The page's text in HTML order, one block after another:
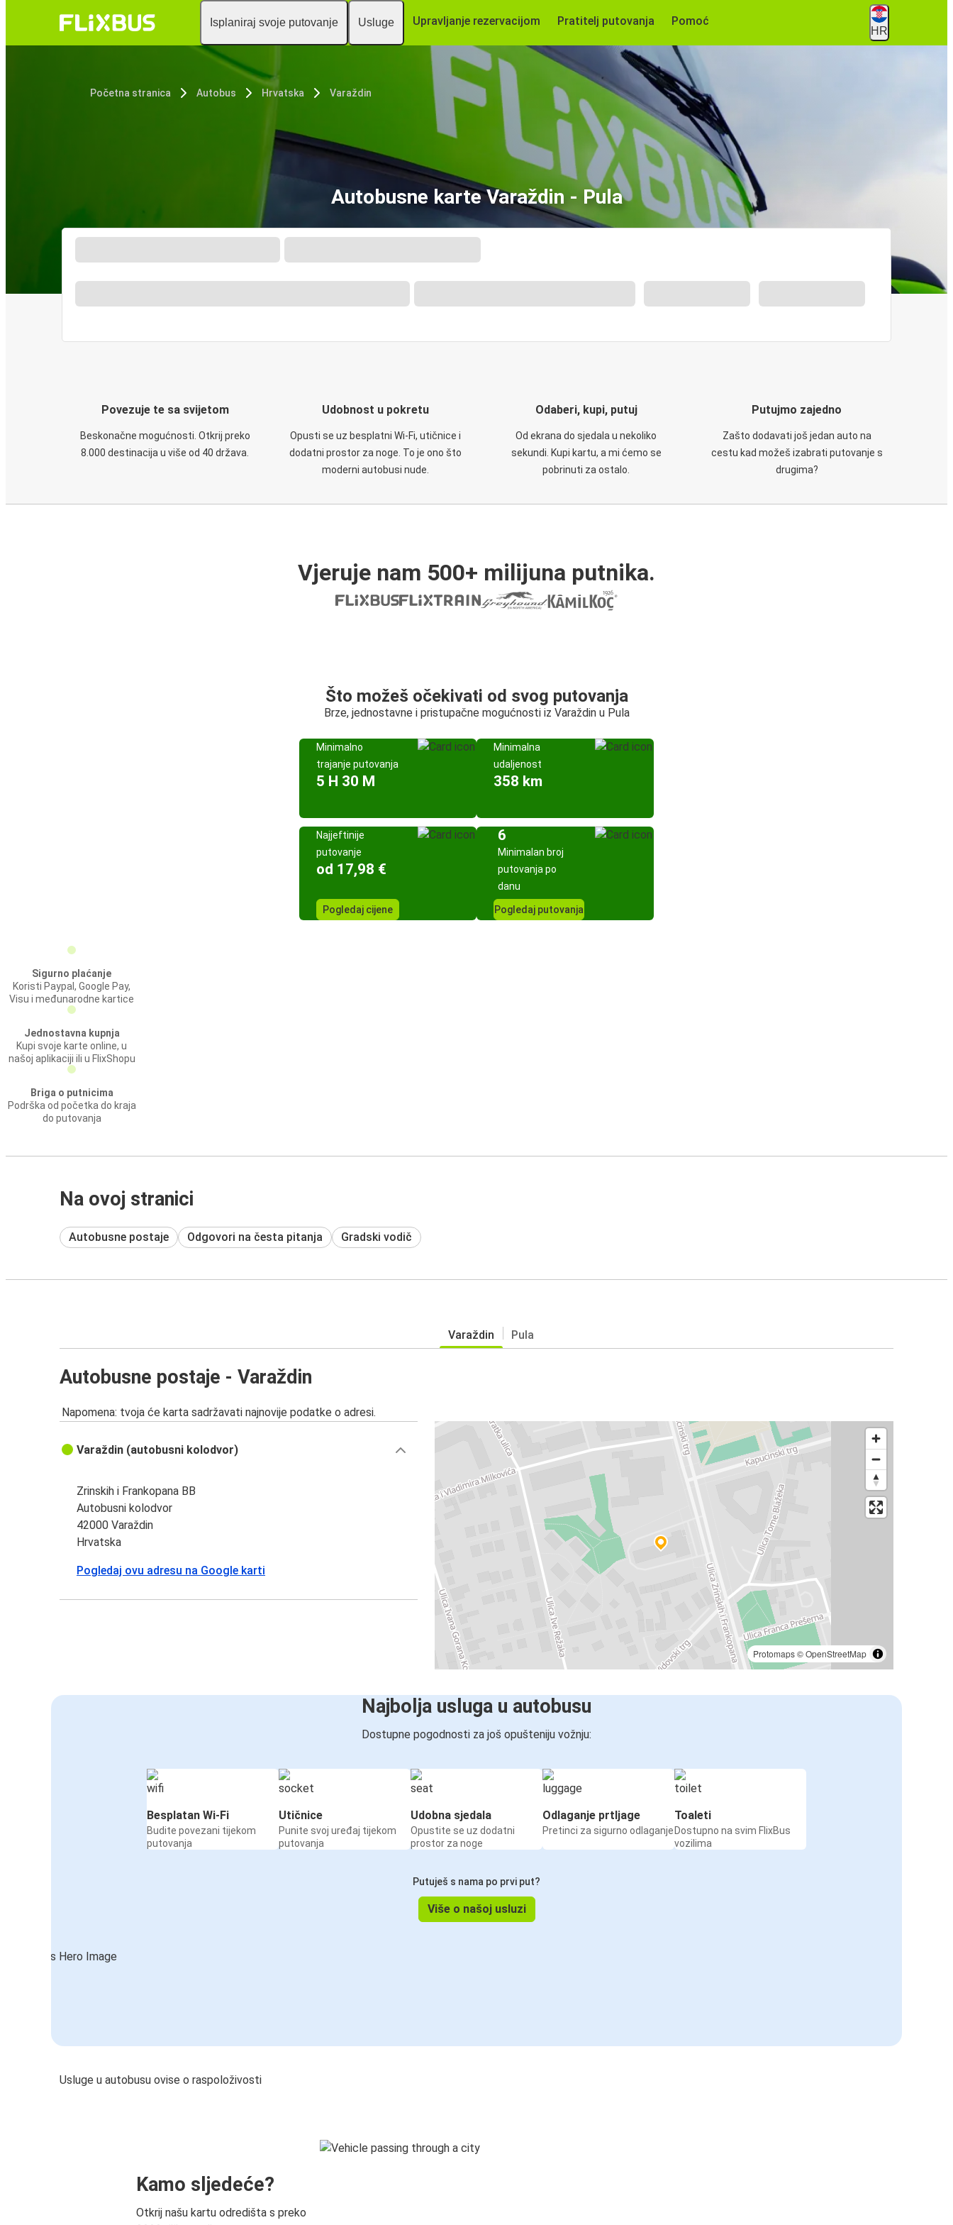
Isplaniraj svoje putovanje Usluge Upravljanje rezervacijom Pratitelj putovanja Pomoć
HR
Početna stranica Autobus Hrvatska Varaždin
Autobusne karte Varaždin - Pula
Povezuje te sa svijetom
Beskonačne mogućnosti. Otkrij preko
8.000 destinacija u više od 40 država.
Udobnost u pokretu
Opusti se uz besplatni Wi-Fi, utičnice i
dodatni prostor za noge. To je ono što
moderni autobusi nude.
Odaberi, kupi, putuj
Od ekrana do sjedala u nekoliko
sekundi. Kupi kartu, a mi ćemo se
pobrinuti za ostalo.
Putujmo zajedno
Zašto dodavati još jedan auto na
cestu kad možeš izabrati putovanje s
drugima?
Vjeruje nam 500+ milijuna putnika.
Što možeš očekivati od svog putovanja
Brze, jednostavne i pristupačne mogućnosti iz Varaždin u Pula
Minimalno
trajanje putovanja
5 H 30 M
Minimalna
udaljenost
358 km
Najjeftinije
putovanje
od 17,98 €
Pogledaj cijene
6
Minimalan broj
putovanja po
danu
Pogledaj putovanja
Sigurno plaćanje
Koristi Paypal, Google Pay,
Visu i međunarodne kartice
Jednostavna kupnja
Kupi svoje karte online, u
našoj aplikaciji ili u FlixShopu
Briga o putnicima
Podrška od početka do kraja
do putovanja
Na ovoj stranici
Autobusne postaje Odgovori na česta pitanja Gradski vodič
Varaždin Pula
Autobusne postaje - Varaždin
Napomena: tvoja će karta sadržavati najnovije podatke o adresi.
Protomaps©OpenStreetMap
Varaždin (autobusni kolodvor)
Zrinskih i Frankopana BB
Autobusni kolodvor
42000 Varaždin
Hrvatska
Pogledaj ovu adresu na Google karti
Najbolja usluga u autobusu
Dostupne pogodnosti za još opušteniju vožnju:
Besplatan Wi-Fi
Budite povezani tijekom
putovanja
Utičnice
Punite svoj uređaj tijekom
putovanja
Udobna sjedala
Opustite se uz dodatni
prostor za noge
Odlaganje prtljage
Pretinci za sigurno odlaganje
Toaleti
Dostupno na svim FlixBus
vozilima
Putuješ s nama po prvi put?
Više o našoj usluzi
Usluge u autobusu ovise o raspoloživosti
Kamo sljedeće?
Otkrij našu kartu odredišta s preko